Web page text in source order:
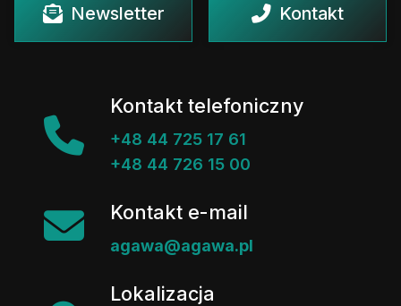
Newsletter Kontakt
Kontakt telefoniczny
+48 44 725 17 61
+48 44 726 15 00
Kontakt e-mail
agawa@agawa.pl
Lokalizacja